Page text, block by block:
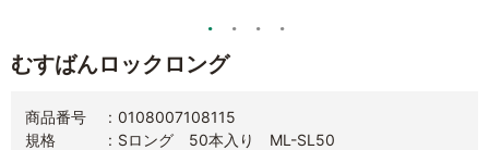
むすばんロックロング
商品番号
0108007108115
規格
Sロング 50本入り ML-SL50